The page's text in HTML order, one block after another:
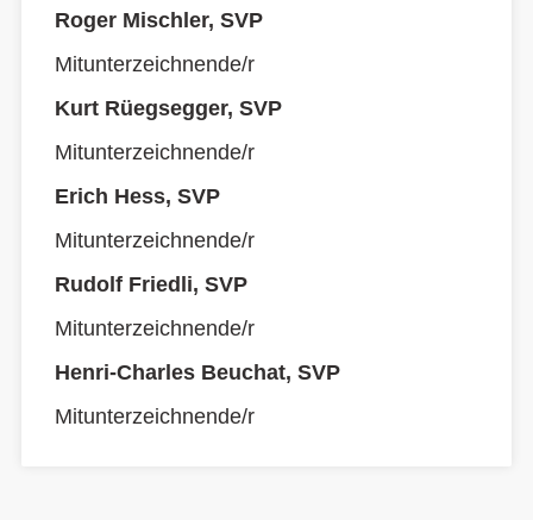
Roger Mischler, SVP
Mitunterzeichnende/r
Kurt Rüegsegger, SVP
Mitunterzeichnende/r
Erich Hess, SVP
Mitunterzeichnende/r
Rudolf Friedli, SVP
Mitunterzeichnende/r
Henri-Charles Beuchat, SVP
Mitunterzeichnende/r